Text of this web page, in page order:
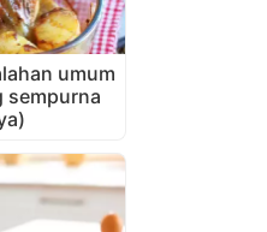
umum
sempurna